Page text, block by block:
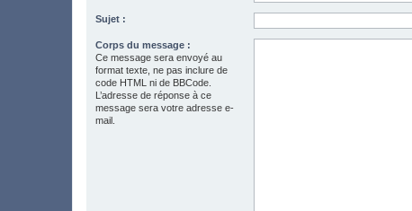
Sujet :
Corps du message :
Ce message sera envoyé au
format texte, ne pas inclure de
code HTML ni de BBCode.
L’adresse de réponse à ce
message sera votre adresse e-
mail.